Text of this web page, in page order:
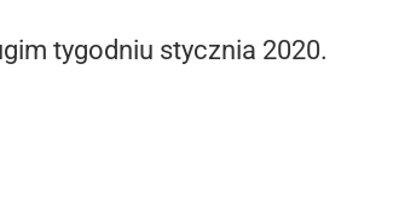
tygodniu stycznia 2020.